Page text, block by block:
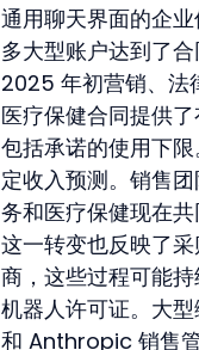
通用聊天界面的企
多大型账户达到了
2025 年初营销、法
医疗保健合同提供
包括承诺的使用下
定收入预测。销售
务和医疗保健现在
这一转变也反映了
商，这些过程可能
机器人许可证。大
和 Anthropic 销售